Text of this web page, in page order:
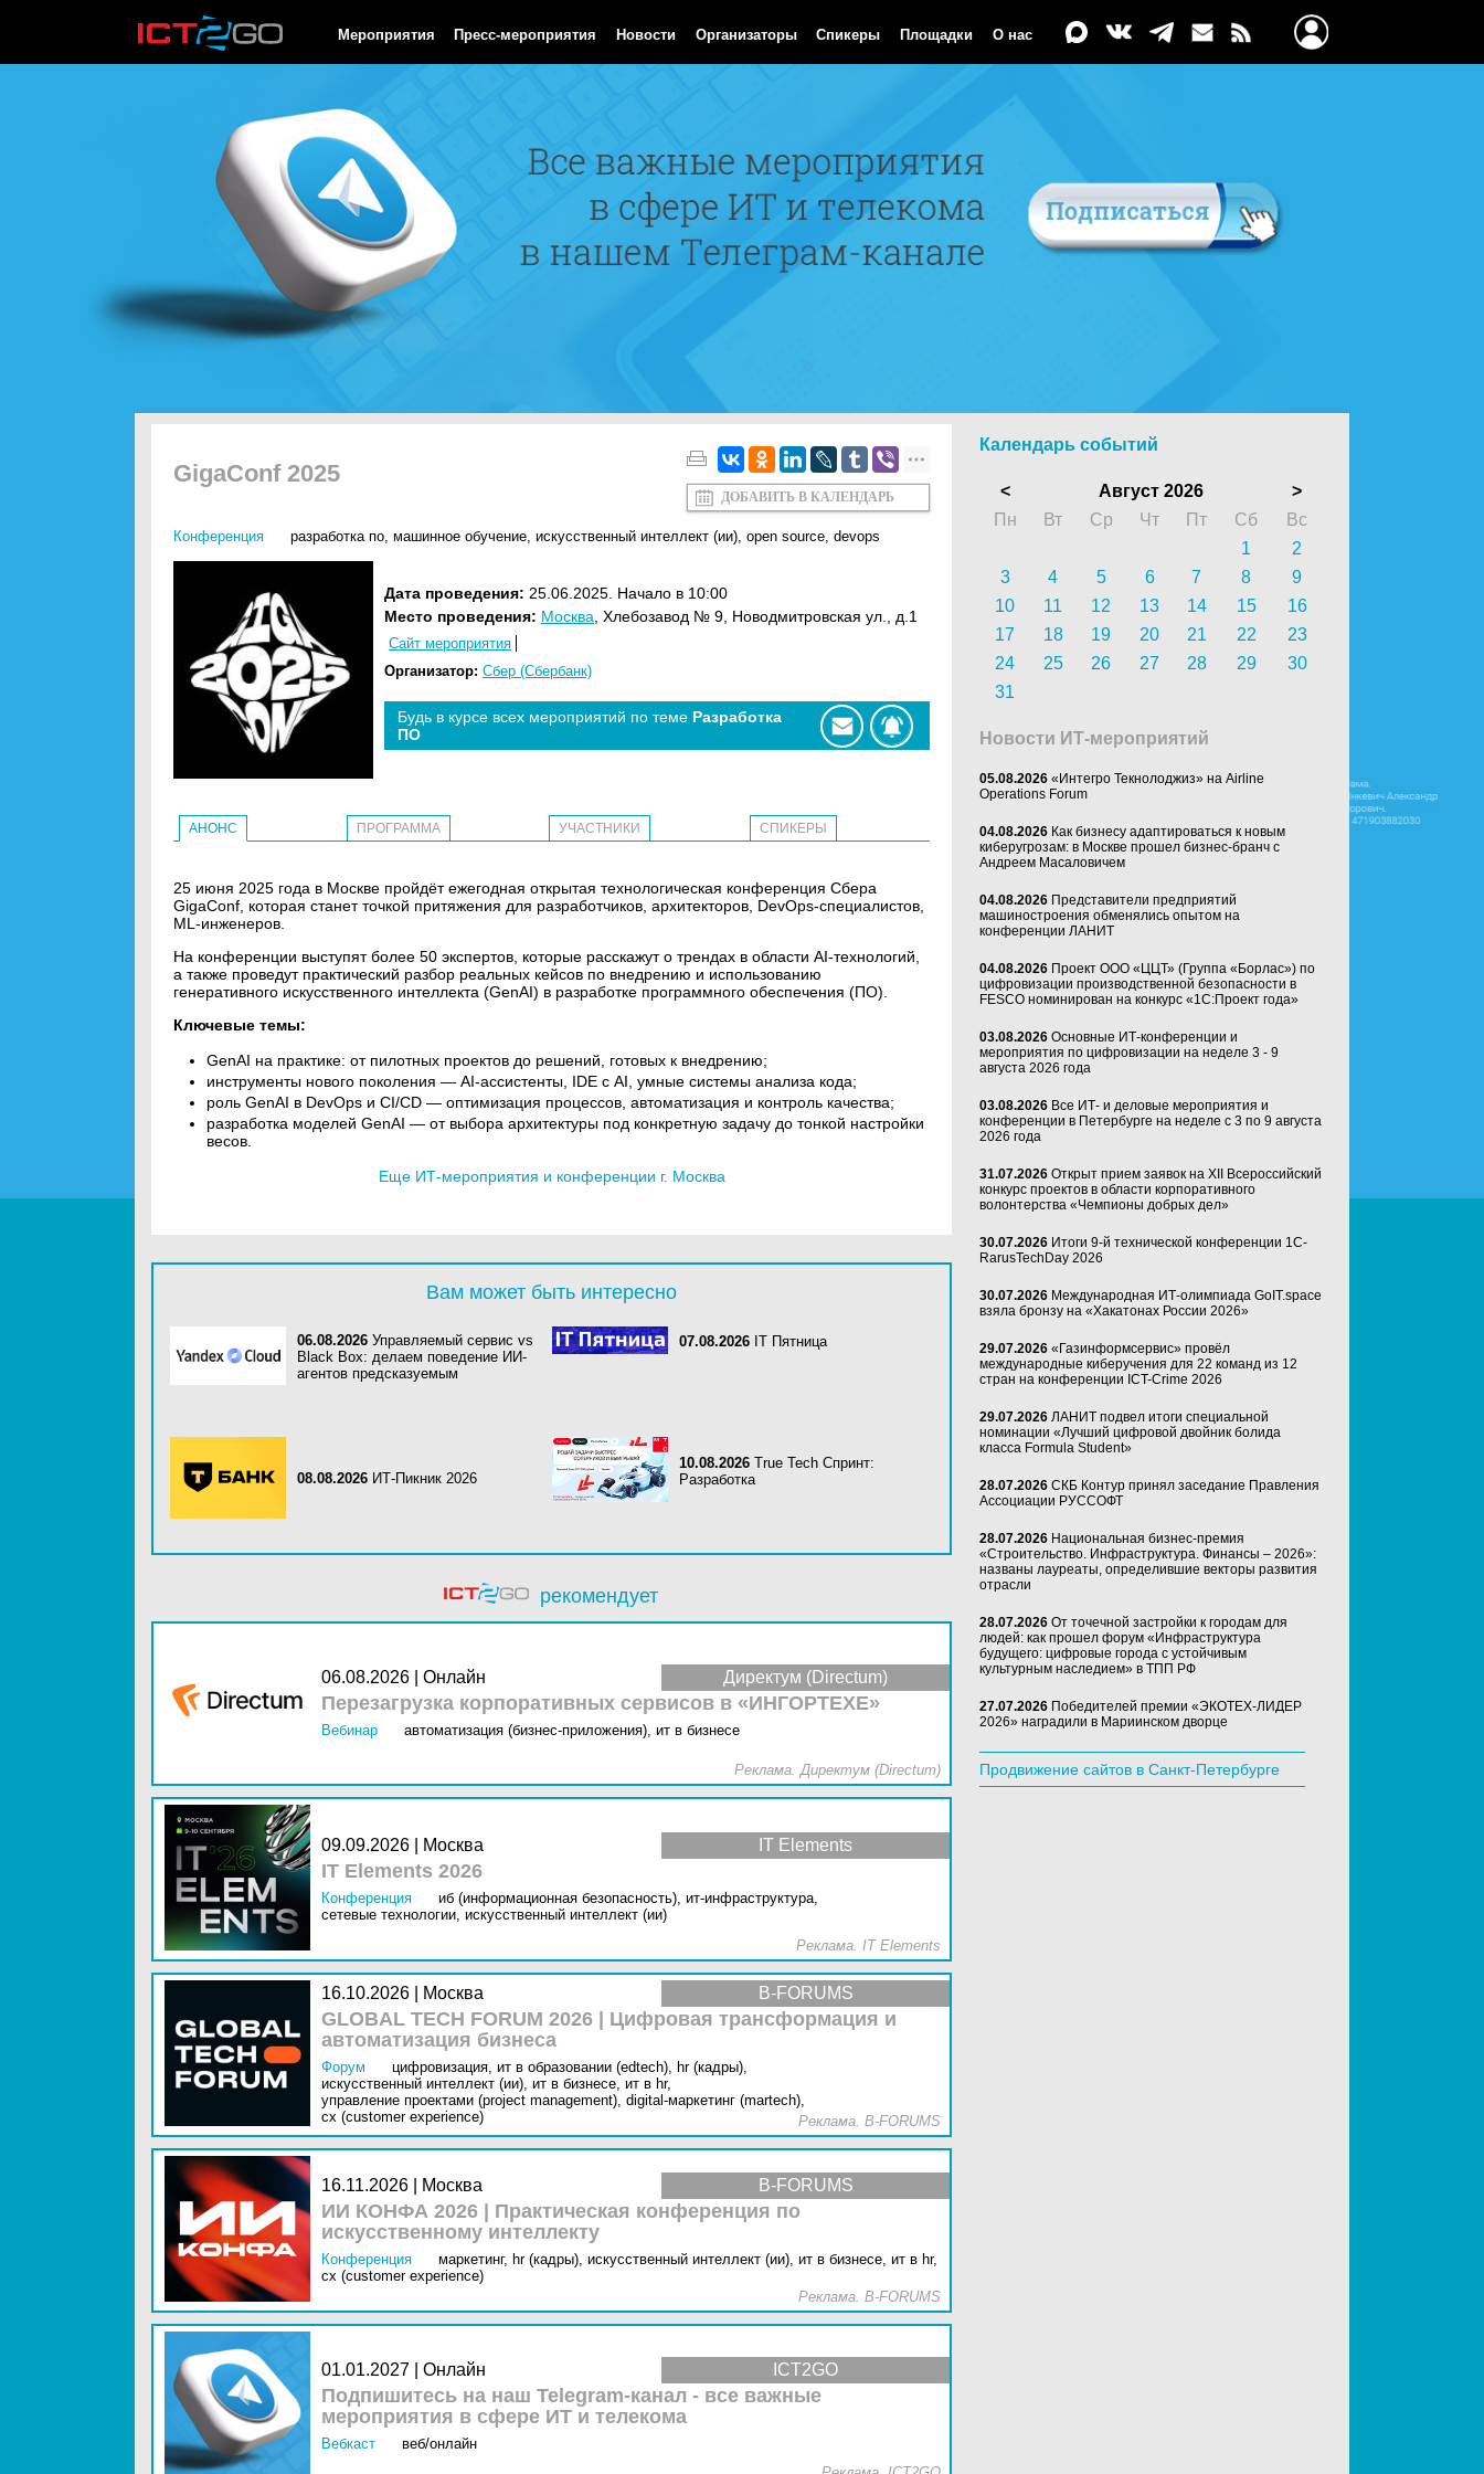
Мероприятия Пресс-мероприятия Новости Организаторы Спикеры Площадки О нас
GigaConf 2025
ДОБАВИТЬ В КАЛЕНДАРЬ
Конференция разработка по, машинное обучение, искусственный интеллект (ии), open source, devops
Дата проведения: 25.06.2025. Начало в 10:00
Место проведения: Москва , Хлебозавод № 9, Новодмитровская ул., д.1
Сайт мероприятия
Организатор: Сбер (Сбербанк)
Будь в курсе всех мероприятий по теме Разработка
ПО
АНОНС ПРОГРАММА УЧАСТНИКИ СПИКЕРЫ
25 июня 2025 года в Москве пройдёт ежегодная открытая технологическая конференция Сбера
GigaConf, которая станет точкой притяжения для разработчиков, архитекторов, DevOps-специалистов,
ML-инженеров.
На конференции выступят более 50 экспертов, которые расскажут о трендах в области AI-технологий,
а также проведут практический разбор реальных кейсов по внедрению и использованию
генеративного искусственного интеллекта (GenAI) в разработке программного обеспечения (ПО).
Ключевые темы:
GenAI на практике: от пилотных проектов до решений, готовых к внедрению;
инструменты нового поколения — AI-ассистенты, IDE с AI, умные системы анализа кода;
роль GenAI в DevOps и CI/CD — оптимизация процессов, автоматизация и контроль качества;
разработка моделей GenAI — от выбора архитектуры под конкретную задачу до тонкой настройки
весов.
Еще ИТ-мероприятия и конференции г. Москва
Вам может быть интересно
06.08.2026 Управляемый сервис vs
Black Box: делаем поведение ИИ-
агентов предсказуемым
07.08.2026 IT Пятница
08.08.2026 ИТ-Пикник 2026
10.08.2026 True Tech Спринт:
Разработка
рекомендует
Директум (Directum)
06.08.2026 | Онлайн
Перезагрузка корпоративных сервисов в «ИНГОРТЕХЕ»
Вебинар автоматизация (бизнес-приложения), ит в бизнесе
Реклама. Директум (Directum)
IT Elements
09.09.2026 | Москва
IT Elements 2026
Конференция иб (информационная безопасность), ит-инфраструктура,
сетевые технологии, искусственный интеллект (ии)
Реклама. IT Elements
B-FORUMS
16.10.2026 | Москва
GLOBAL TECH FORUM 2026 | Цифровая трансформация и
автоматизация бизнеса
Форум цифровизация, ит в образовании (edtech), hr (кадры),
искусственный интеллект (ии), ит в бизнесе, ит в hr,
управление проектами (project management), digital-маркетинг (martech),
cx (customer experience)
Реклама. B-FORUMS
B-FORUMS
16.11.2026 | Москва
ИИ КОНФА 2026 | Практическая конференция по
искусственному интеллекту
Конференция маркетинг, hr (кадры), искусственный интеллект (ии), ит в бизнесе, ит в hr,
cx (customer experience)
Реклама. B-FORUMS
ICT2GO
01.01.2027 | Онлайн
Подпишитесь на наш Telegram-канал - все важные
мероприятия в сфере ИТ и телекома
Вебкаст
веб/онлайн
Календарь событий
< Август 2026
>
Пн
Вт Ср Чт Пт Сб
Вс
1
2
3
4 5 6 7 8
9
10
11 12 13 14 15
16
17
18 19 20 21 22
23
24
25 26 27 28 29
30
31
Новости ИТ-мероприятий
05.08.2026 «Интегро Текнолоджиз» на Airline
Operations Forum
04.08.2026 Как бизнесу адаптироваться к новым
киберугрозам: в Москве прошел бизнес-бранч с
Андреем Масаловичем
04.08.2026 Представители предприятий
машиностроения обменялись опытом на
конференции ЛАНИТ
04.08.2026 Проект ООО «ЦЦТ» (Группа «Борлас») по
цифровизации производственной безопасности в
FESCO номинирован на конкурс «1С:Проект года»
03.08.2026 Основные ИТ-конференции и
мероприятия по цифровизации на неделе 3 - 9
августа 2026 года
03.08.2026 Все ИТ- и деловые мероприятия и
конференции в Петербурге на неделе с 3 по 9 августа
2026 года
31.07.2026 Открыт прием заявок на XII Всероссийский
конкурс проектов в области корпоративного
волонтерства «Чемпионы добрых дел»
30.07.2026 Итоги 9-й технической конференции 1C-
RarusTechDay 2026
30.07.2026 Международная ИТ-олимпиада GoIT.space
взяла бронзу на «Хакатонах России 2026»
29.07.2026 «Газинформсервис» провёл
международные киберучения для 22 команд из 12
стран на конференции ICT-Crime 2026
29.07.2026 ЛАНИТ подвел итоги специальной
номинации «Лучший цифровой двойник болида
класса Formula Student»
28.07.2026 СКБ Контур принял заседание Правления
Ассоциации РУССОФТ
28.07.2026 Национальная бизнес-премия
«Строительство. Инфраструктура. Финансы – 2026»:
названы лауреаты, определившие векторы развития
отрасли
28.07.2026 От точечной застройки к городам для
людей: как прошел форум «Инфраструктура
будущего: цифровые города с устойчивым
культурным наследием» в ТПП РФ
27.07.2026 Победителей премии «ЭКОТЕХ-ЛИДЕР
2026» наградили в Мариинском дворце
Продвижение сайтов в Санкт-Петербурге